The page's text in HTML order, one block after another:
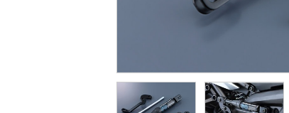
YZF-R3
YZF-R15
AUGUR